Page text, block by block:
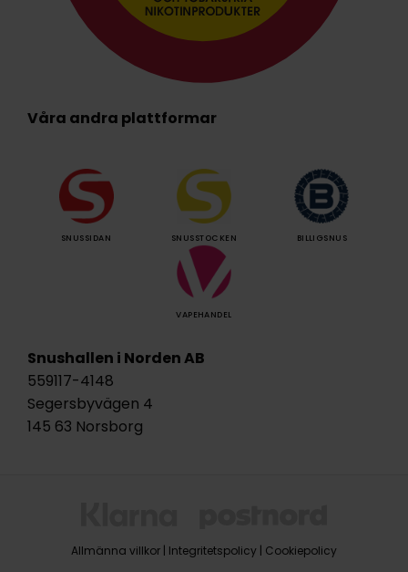
Våra andra plattformar
SNUSSIDAN SNUSSTOCKEN BILLIGSNUS
VAPEHANDEL
Snushallen i Norden AB
559117-4148
Segersbyvägen 4
145 63 Norsborg
Allmänna villkor | Integritetspolicy | Cookiepolicy